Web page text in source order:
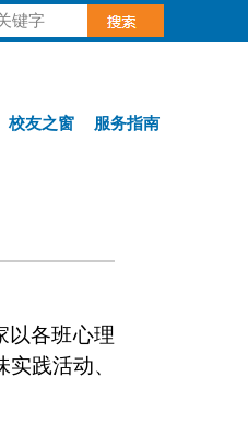
校友之窗 服务指南
以各班心理
践活动、